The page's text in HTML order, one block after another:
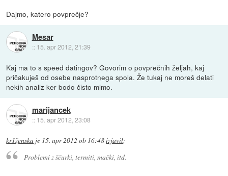
Dajmo, katero povprečje?
Mesar
:: 15. apr 2012, 21:39
Kaj ma to s speed datingov? Govorim o povprečnih željah, kaj
pričakuješ od osebe nasprotnega spola. Že tukaj ne moreš delati
nekih analiz ker bodo čisto mimo.
marijancek
:: 15. apr 2012, 23:08
kr1ženska je 15. apr 2012 ob 16:48izjavil:
Problemi z ščurki, termiti, mački, itd.